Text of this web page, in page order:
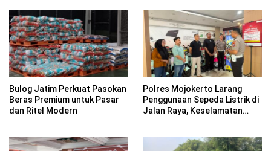
Bulog Jatim Perkuat Pasokan
Beras Premium untuk Pasar
dan Ritel Modern
Polres Mojokerto Larang
Penggunaan Sepeda Listrik di
Jalan Raya, Keselamatan